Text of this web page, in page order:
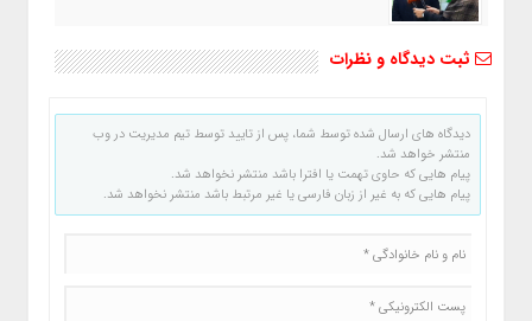
ثبت دیدگاه و نظرات
دیدگاه های ارسال شده توسط شما، پس از تایید توسط تیم مدیریت در وب
منتشر خواهد شد.
پیام هایی که حاوی تهمت یا افترا باشد منتشر نخواهد شد.
پیام هایی که به غیر از زبان فارسی یا غیر مرتبط باشد منتشر نخواهد شد.